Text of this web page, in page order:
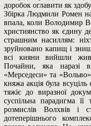
доробок оглавити як
Збірка Людмили Ромен
впала, коли Володимир
християнство як єдину
страшним насиллям:
зруйновано капищ і
всі кияни вийшли
Почайни, яка наразі
«Мерседеси» та
княжа акція була
тяжіє до виразної
суспільна парадигма її
розмислів Волхвів і
дотеперішнього